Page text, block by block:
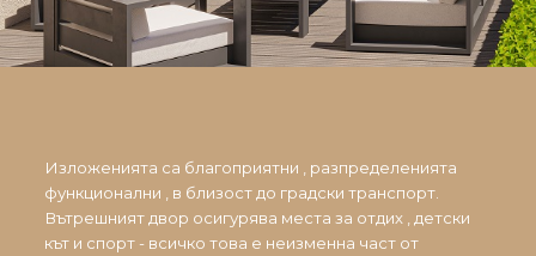
Изложенията са благоприятни , разпределенията
функционални , в близост до градски транспорт.
Вътрешният двор осигурява места за отдих , детски
кът и спорт - всичко това е неизменна част от